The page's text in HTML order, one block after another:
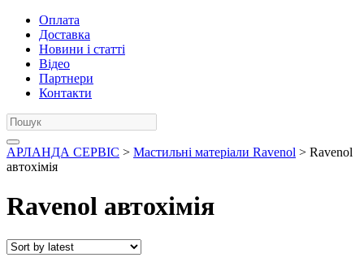
Оплата
Доставка
Новини і статті
Відео
Партнери
Контакти
АРЛАНДА СЕРВІС > Мастильні матеріали Ravenol > Ravenol
автохімія
Ravenol автохімія